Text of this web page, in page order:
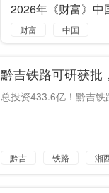
2026年《财富》中
财富
中国
湖南钢铁
蓝思科技
黔吉铁路可研获批
总投资433.6亿！黔吉
黔吉 铁路 湘